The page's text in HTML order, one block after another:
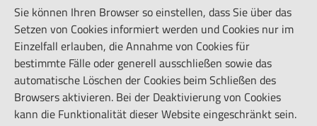
Sie können Ihren Browser so einstellen, dass Sie über das
Setzen von Cookies informiert werden und Cookies nur im
Einzelfall erlauben, die Annahme von Cookies für
bestimmte Fälle oder generell ausschließen sowie das
automatische Löschen der Cookies beim Schließen des
Browsers aktivieren. Bei der Deaktivierung von Cookies
kann die Funktionalität dieser Website eingeschränkt sein.